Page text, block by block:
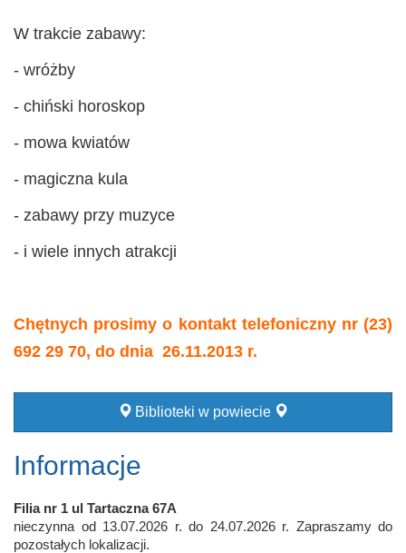
W trakcie zabawy:
- wróżby
- chiński horoskop
- mowa kwiatów
- magiczna kula
- zabawy przy muzyce
- i wiele innych atrakcji
Chętnych prosimy o kontakt telefoniczny nr (23)
692 29 70, do dnia 26.11.2013 r.
Biblioteki w powiecie
Informacje
Filia nr 1 ul Tartaczna 67A
nieczynna od 13.07.2026 r. do 24.07.2026 r. Zapraszamy do
pozostałych lokalizacji.